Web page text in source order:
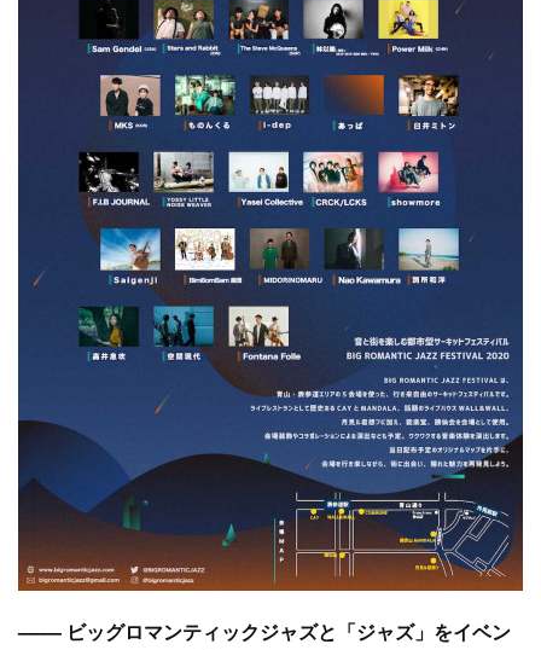
–––– ビッグロマンティックジャズと「ジャズ」をイベン